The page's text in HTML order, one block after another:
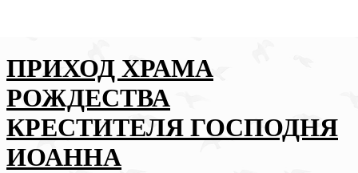
ПРИХОД ХРАМА
РОЖДЕСТВА
КРЕСТИТЕЛЯ ГОСПОДНЯ
ИОАННА